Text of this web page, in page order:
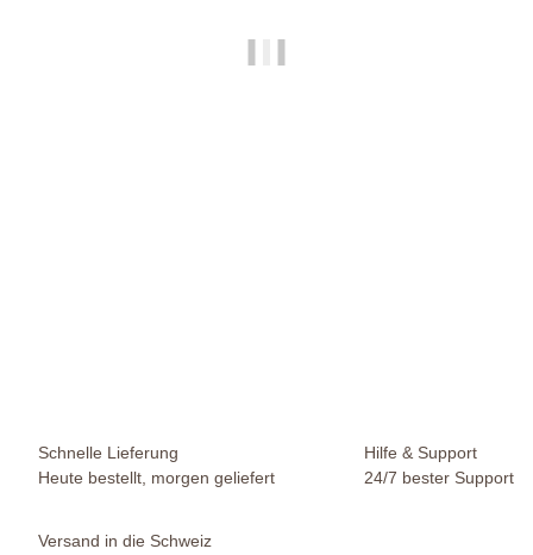
Schnelle Lieferung
Heute bestellt, morgen geliefert
Hilfe & Support
24/7 bester Support
Versand in die Schweiz